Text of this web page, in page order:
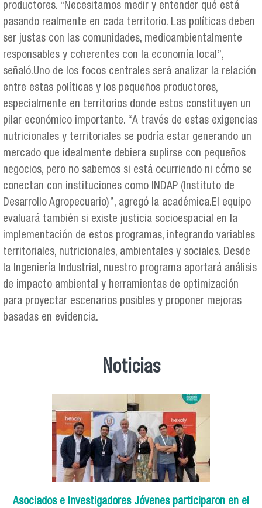
productores. “Necesitamos medir y entender qué está
pasando realmente en cada territorio. Las políticas deben
ser justas con las comunidades, medioambientalmente
responsables y coherentes con la economía local”,
señaló.Uno de los focos centrales será analizar la relación
entre estas políticas y los pequeños productores,
especialmente en territorios donde estos constituyen un
pilar económico importante. “A través de estas exigencias
nutricionales y territoriales se podría estar generando un
mercado que idealmente debiera suplirse con pequeños
negocios, pero no sabemos si está ocurriendo ni cómo se
conectan con instituciones como INDAP (Instituto de
Desarrollo Agropecuario)”, agregó la académica.El equipo
evaluará también si existe justicia socioespacial en la
implementación de estos programas, integrando variables
territoriales, nutricionales, ambientales y sociales. Desde
la Ingeniería Industrial, nuestro programa aportará análisis
de impacto ambiental y herramientas de optimización
para proyectar escenarios posibles y proponer mejoras
basadas en evidencia.
Noticias
Asociados e Investigadores Jóvenes participaron en el